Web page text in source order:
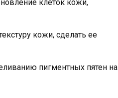
клеток кожи,
кожи, сделать ее
пигментных пятен на